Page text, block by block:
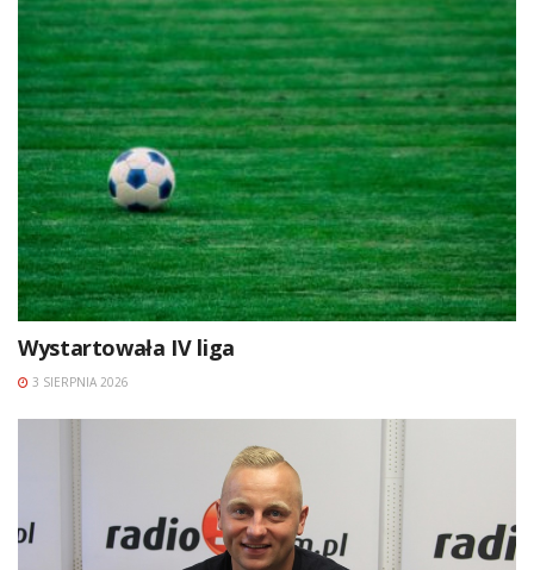
Wystartowała IV liga
3 SIERPNIA 2026